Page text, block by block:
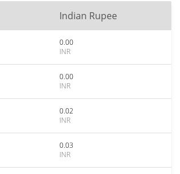
Indian Rupee
0.00
INR
0.00
INR
0.02
INR
0.03
INR